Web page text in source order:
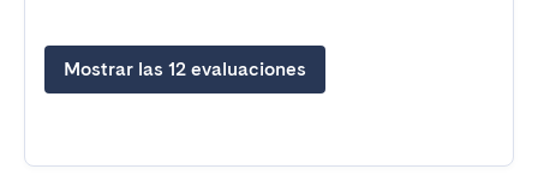
Mostrar las 12 evaluaciones